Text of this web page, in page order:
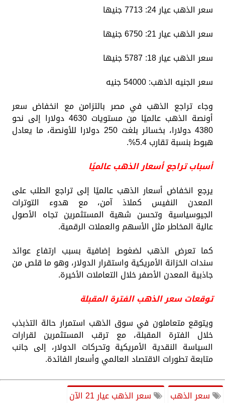
سعر الذهب عيار 24: 7713 جنيها
سعر الذهب عيار 21: 6750 جنيها
سعر الذهب عيار 18: 5787 جنيها
سعر الجنيه الذهب: 54000 جنيه
وجاء تراجع الذهب في مصر بالتزامن مع انخفاض سعر
أونصة الذهب عالميًا من مستويات 4630 دولارا إلى نحو
4380 دولارا، بخسائر بلغت 250 دولارا للأونصة، ما يعادل
هبوط بنسبة تقارب 5.4%.
أسباب تراجع أسعار الذهب عالميًا
يرجع انخفاض أسعار الذهب عالميًا إلى تراجع الطلب على
المعدن النفيس كملاذ آمن، مع هدوء التوترات
الجيوسياسية وتحسن شهية المستثمرين تجاه الأصول
عالية المخاطر مثل الأسهم والعملات الرقمية.
كما تعرض الذهب لضغوط إضافية بسبب ارتفاع عوائد
سندات الخزانة الأمريكية واستقرار الدولار، وهو ما قلص من
جاذبية المعدن الأصفر خلال التعاملات الأخيرة.
توقعات سعر الذهب الفترة المقبلة
ويتوقع متعاملون في سوق الذهب استمرار حالة التذبذب
خلال الفترة المقبلة، مع ترقب المستثمرين لقرارات
السياسة النقدية الأمريكية وتحركات الدولار، إلى جانب
متابعة تطورات الاقتصاد العالمي وأسعار الفائدة.
سعر الذهب
سعر الذهب عيار 21 الآن